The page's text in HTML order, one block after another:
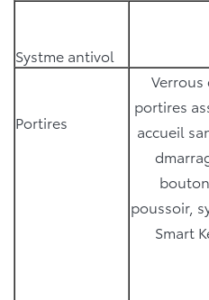
Systme antivol
Portires
Verrous
portires
accueil
poussoir,
Smart